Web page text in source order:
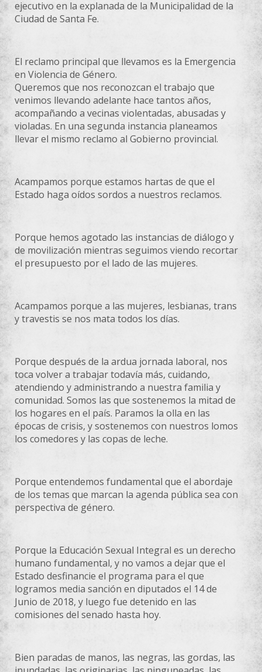
ejecutivo en la explanada de la Municipalidad de la
Ciudad de Santa Fe.
El reclamo principal que llevamos es la Emergencia
en Violencia de Género.
Queremos que nos reconozcan el trabajo que
venimos llevando adelante hace tantos años,
acompañando a vecinas violentadas, abusadas y
violadas. En una segunda instancia planeamos
llevar el mismo reclamo al Gobierno provincial.
Acampamos porque estamos hartas de que el
Estado haga oídos sordos a nuestros reclamos.
Porque hemos agotado las instancias de diálogo y
de movilización mientras seguimos viendo recortar
el presupuesto por el lado de las mujeres.
Acampamos porque a las mujeres, lesbianas, trans
y travestis se nos mata todos los días.
Porque después de la ardua jornada laboral, nos
toca volver a trabajar todavía más, cuidando,
atendiendo y administrando a nuestra familia y
comunidad. Somos las que sostenemos la mitad de
los hogares en el país. Paramos la olla en las
épocas de crisis, y sostenemos con nuestros lomos
los comedores y las copas de leche.
Porque entendemos fundamental que el abordaje
de los temas que marcan la agenda pública sea con
perspectiva de género.
Porque la Educación Sexual Integral es un derecho
humano fundamental, y no vamos a dejar que el
Estado desfinancie el programa para el que
logramos media sanción en diputados el 14 de
Junio de 2018, y luego fue detenido en las
comisiones del senado hasta hoy.
Bien paradas de manos, las negras, las gordas, las